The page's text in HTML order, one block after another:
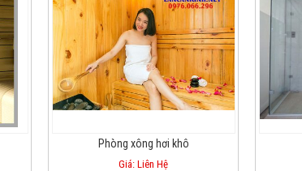
Phòng xông hơi khô
Giá: Liên Hệ